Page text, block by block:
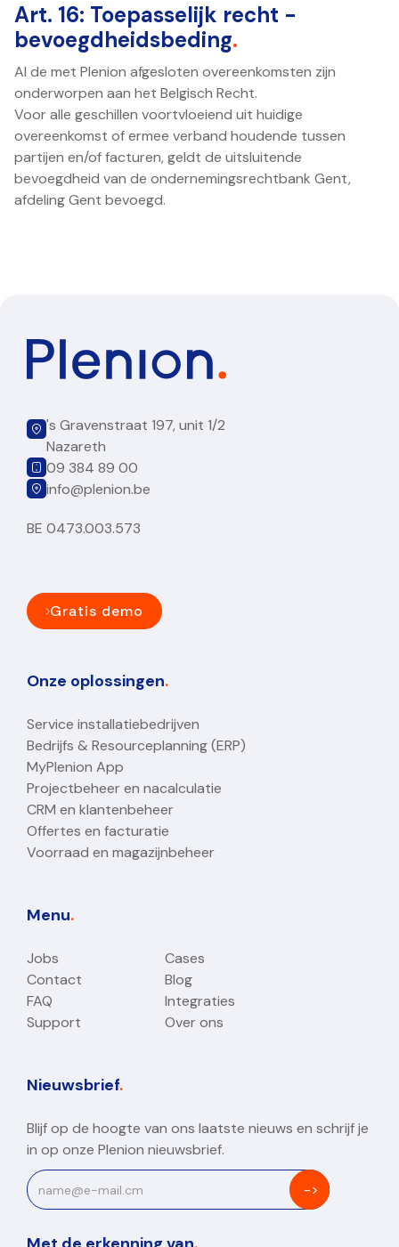
Art. 16: Toepasselijk recht -
bevoegdheidsbeding.
Al de met Plenion afgesloten overeenkomsten zijn
onderworpen aan het Belgisch Recht.
Voor alle geschillen voortvloeiend uit huidige
overeenkomst of ermee verband houdende tussen
partijen en/of facturen, geldt de uitsluitende
bevoegdheid van de ondernemingsrechtbank Gent,
afdeling Gent bevoegd.
's Gravenstraat 197, unit 1/2
Nazareth
09 384 89 00
info@plenion.be
BE 0473.003.573
Gratis demo
Onze oplossingen.
Service installatiebedrijven
Bedrijfs & Resourceplanning (ERP)
MyPlenion App
Projectbeheer en nacalculatie
CRM en klantenbeheer
Offertes en facturatie
Voorraad en magazijnbeheer
Menu.
Jobs
Cases
Contact
Blog
FAQ
Integraties
Support
Over ons
Nieuwsbrief.
Blijf op de hoogte van ons laatste nieuws en schrijf je
in op onze Plenion nieuwsbrief.